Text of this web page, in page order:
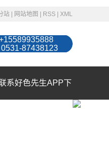
站 网站地图 RSS XML
0531-87438123
系好色先生APP下